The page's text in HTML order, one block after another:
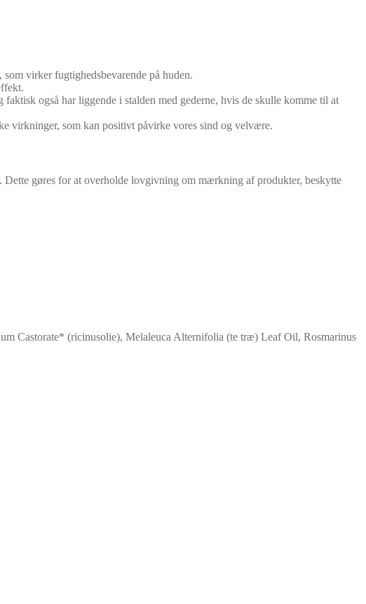
virker fugtighedsbevarende på huden.
også har liggende i stalden med gederne, hvis de skulle komme til at
virkninger, som kan positivt påvirke vores sind og velvære.
gøres for at overholde lovgivning om mærkning af produkter, beskytte
Castorate* (ricinusolie), Melaleuca Alternifolia (te træ) Leaf Oil, Rosmarinus